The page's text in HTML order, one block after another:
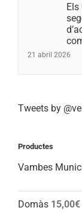
21 abril 2026
Tweets by
Productes
Vambes
Domàs 15,00€